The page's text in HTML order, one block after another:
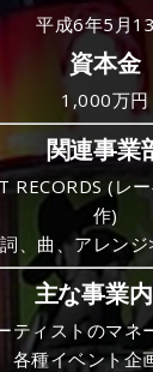
平成6年5月
資本金
1,000万円
関連事業
RECORDS (レ
作)
、曲、アレン
主な事業
ティストのマネ
各種イベント企